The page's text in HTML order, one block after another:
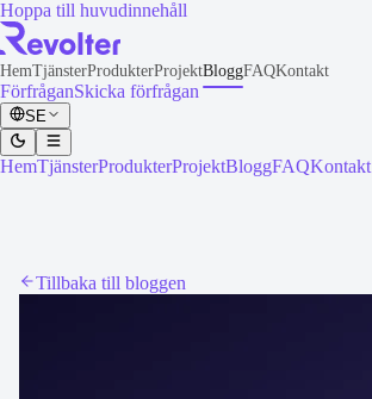
Hoppa till huvudinnehåll
HemTjänsterProdukterProjektBloggFAQKontakt
FörfråganSkicka förfrågan
SE
HemTjänsterProdukterProjektBloggFAQKontakt
Tillbaka till bloggen